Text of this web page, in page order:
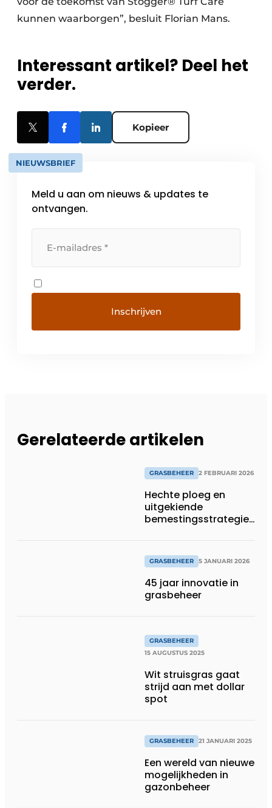
kunnen waarborgen”, besluit Florian Mans.
Interessant artikel? Deel het
verder.
Kopieer
NIEUWSBRIEF
Meld u aan om nieuws & updates te
ontvangen.
Gerelateerde artikelen
GRASBEHEER 2 FEBRUARI 2026
Hechte ploeg en
uitgekiende
bemestingsstrategie
GRASBEHEER 5 JANUARI 2026
45 jaar innovatie in
grasbeheer
GRASBEHEER
15 AUGUSTUS 2025
Wit struisgras gaat
strijd aan met dollar
spot
GRASBEHEER 21 JANUARI 2025
Een wereld van nieuwe
mogelijkheden in
gazonbeheer